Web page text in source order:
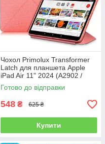
Чохол Primolux Transformer
Latch для планшета Apple
iPad Air 11" 2024 (A2902 /
A2903 / A2904) - Pink
Готово до відправки
548 ₴ 625 ₴
Купити